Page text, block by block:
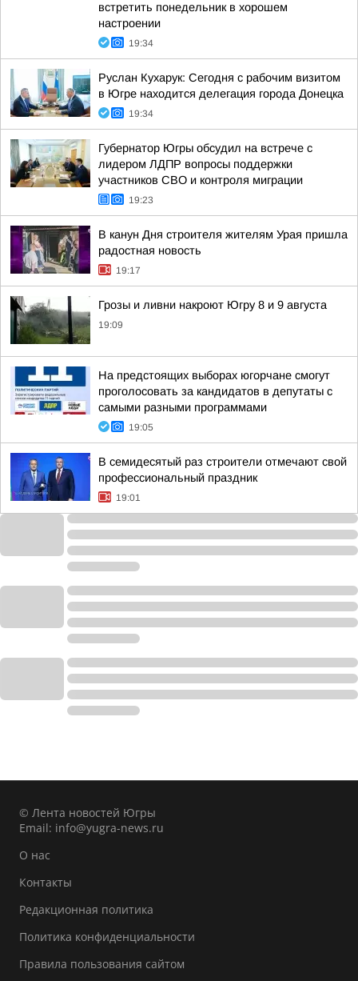
встретить понедельник в хорошем
настроении
19:34
Руслан Кухарук: Сегодня с рабочим визитом
в Югре находится делегация города Донецка
19:34
Губернатор Югры обсудил на встрече с
лидером ЛДПР вопросы поддержки
участников СВО и контроля миграции
19:23
В канун Дня строителя жителям Урая пришла
радостная новость
19:17
Грозы и ливни накроют Югру 8 и 9 августа
19:09
На предстоящих выборах югорчане смогут
проголосовать за кандидатов в депутаты с
самыми разными программами
19:05
В семидесятый раз строители отмечают свой
профессиональный праздник
19:01
© Лента новостей Югры
Email: info@yugra-news.ru
О нас
Контакты
Редакционная политика
Политика конфиденциальности
Правила пользования сайтом